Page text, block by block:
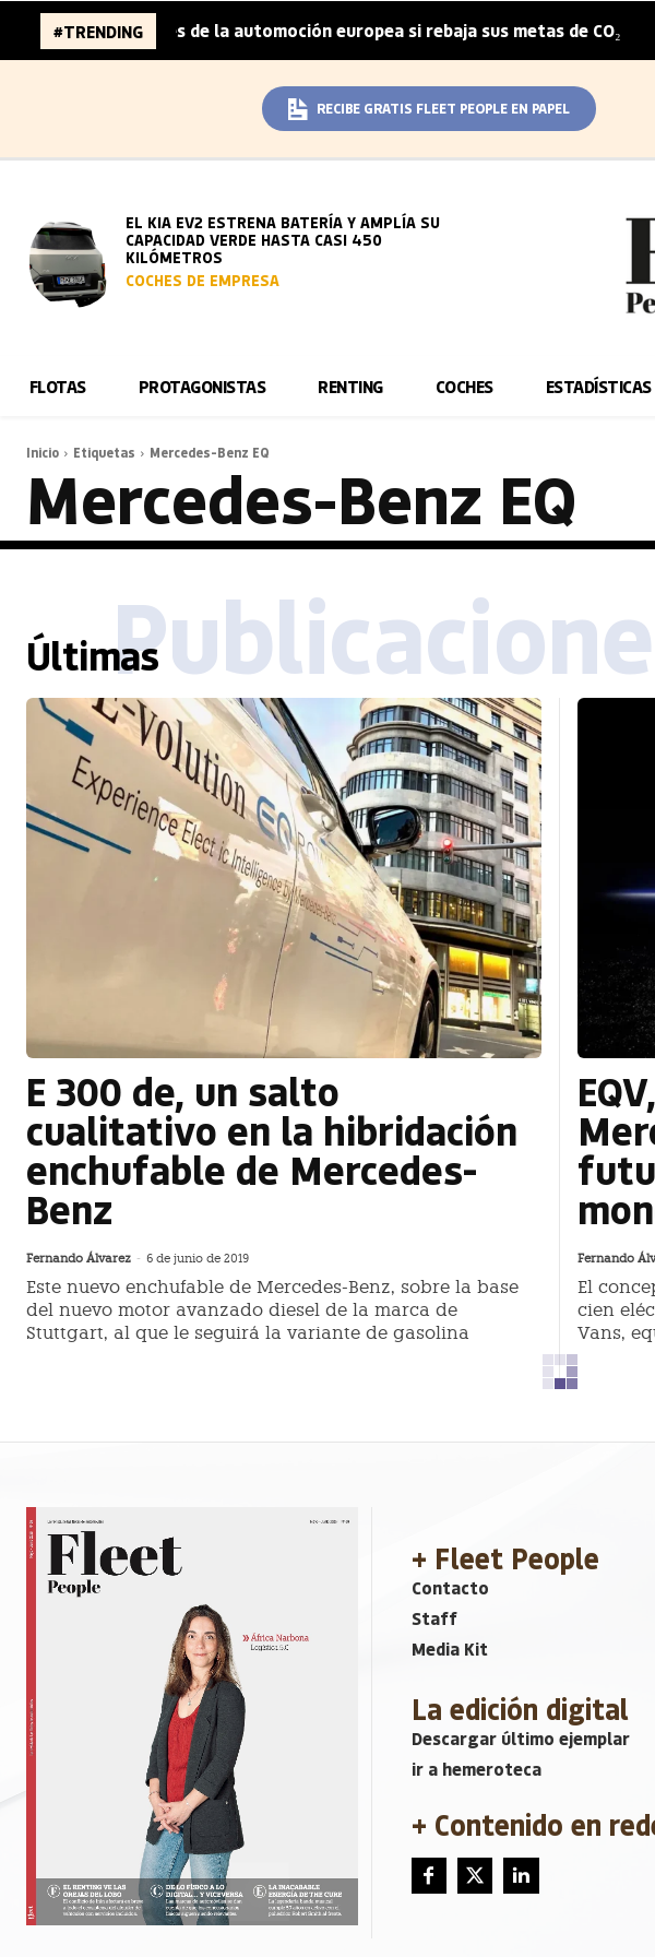
#TRENDING
96.000 millones de la automoción europea si rebaja sus metas de CO₂ |
RECIBE GRATIS FLEET PEOPLE EN PAPEL
EL KIA EV2 ESTRENA BATERÍA Y AMPLÍA SU
CAPACIDAD VERDE HASTA CASI 450
KILÓMETROS
COCHES DE EMPRESA
FLOTAS PROTAGONISTAS RENTING COCHES ESTADÍSTICAS
Inicio Etiquetas Mercedes-Benz EQ
Mercedes-Benz EQ
Últimas
E 300 de, un salto
cualitativo en la hibridación
enchufable de Mercedes-
Benz
Fernando Álvarez - 6 de junio de 2019
Este nuevo enchufable de Mercedes-Benz, sobre la base
del nuevo motor avanzado diesel de la marca de
Stuttgart, al que le seguirá la variante de gasolina
Fernando
El
cien
Vans,
+ Fleet People
Contacto
Staff
Media Kit
La edición digital
Descargar último ejemplar
ir a hemeroteca
+ Contenido en